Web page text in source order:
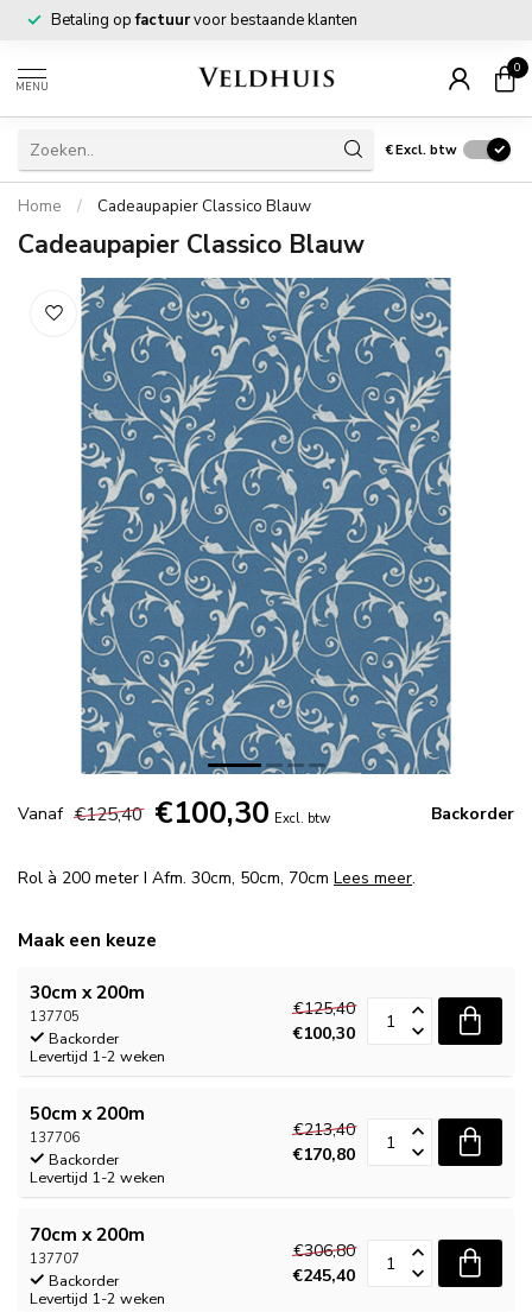
Betaling opfactuurvoor bestaande klanten
MENU
0
€Excl. btw
Home / Cadeaupapier Classico Blauw
Cadeaupapier Classico Blauw
Vanaf €125,40 €100,30 Excl. btw Backorder
Rol à 200 meter I Afm. 30cm, 50cm, 70cm Lees meer.
Maak een keuze
30cm x 200m
137705
Backorder
Levertijd 1-2 weken
€125,40
€100,30
50cm x 200m
137706
Backorder
Levertijd 1-2 weken
€213,40
€170,80
70cm x 200m
137707
Backorder
Levertijd 1-2 weken
€306,80
€245,40